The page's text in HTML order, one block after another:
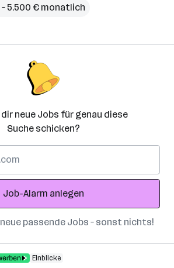
– 5.500 € monatlich
dir neue Jobs für genau diese
Suche schicken?
Job-Alarm anlegen
passende Jobs – sonst nichts!
Einblicke